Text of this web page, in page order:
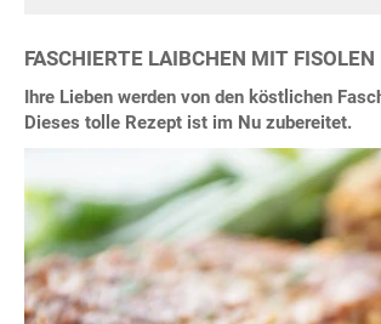
FASCHIERTE LAIBCHEN MIT FISOLEN
Ihre Lieben werden von den köstlichen
Dieses tolle Rezept ist im Nu zubereitet.